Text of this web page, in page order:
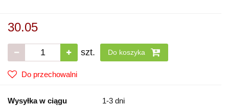
30.05
szt. Do koszyka
Do przechowalni
Wysyłka w ciągu 1-3 dni